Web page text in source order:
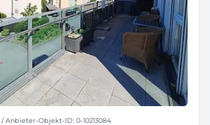
/ Anbieter-Objekt-ID: 0-10213084